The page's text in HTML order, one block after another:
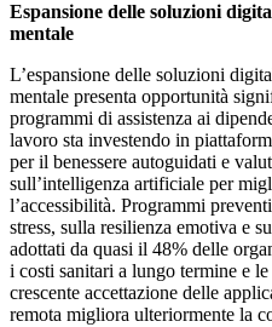
Espansione delle soluzioni
mentale
L’espansione delle soluzioni
mentale presenta opportunità
programmi di assistenza ai
lavoro sta investendo in
per il benessere autoguidati e
sull’intelligenza artificiale per
l’accessibilità. Programmi
stress, sulla resilienza emotiva e
adottati da quasi il 48% delle
i costi sanitari a lungo termine e
crescente accettazione delle
remota migliora ulteriormente la